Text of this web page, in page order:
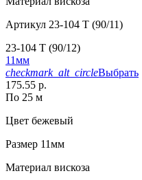
Артикул 23-104 T (90/11)
23-104 T (90/12)
11мм
checkmark_alt_circleВыбрать
175.55 р.
По 25 м
Цвет бежевый
Размер 11мм
Материал вискоза